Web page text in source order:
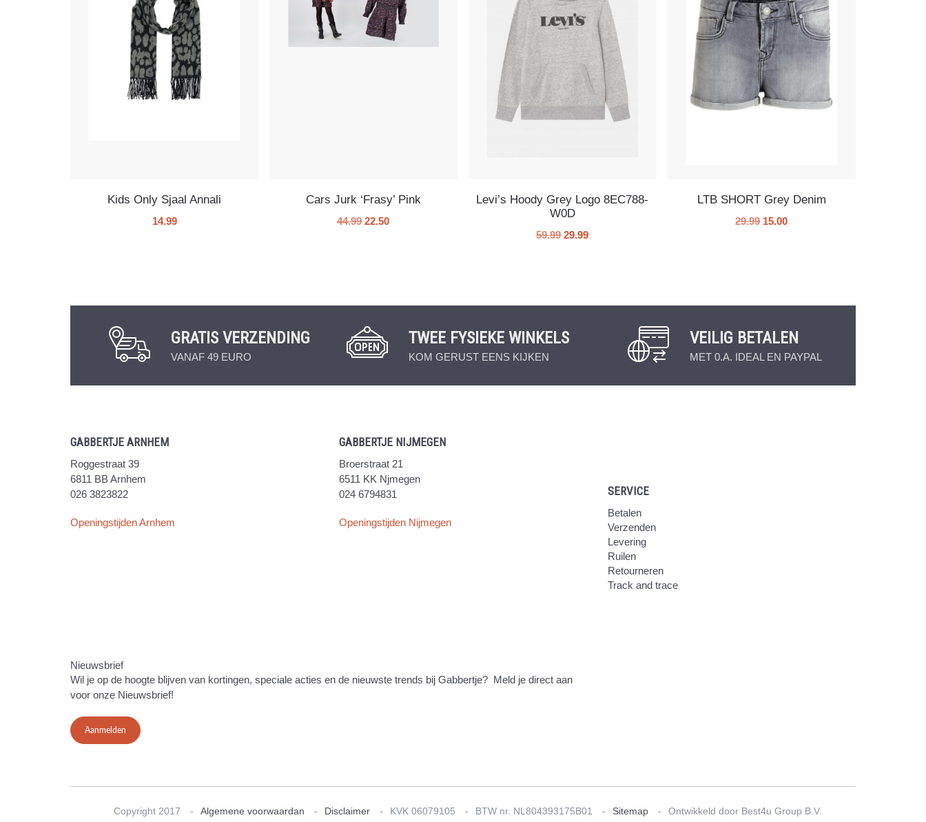
Kids Only Sjaal Annali
14.99
Cars Jurk ‘Frasy’ Pink
44.99 22.50
Levi’s Hoody Grey Logo 8EC788-
W0D
59.99 29.99
LTB SHORT Grey Denim
29.99 15.00
GRATIS VERZENDING
VANAF 49 EURO
TWEE FYSIEKE WINKELS
KOM GERUST EENS KIJKEN
VEILIG BETALEN
MET 0.A. IDEAL EN PAYPAL
GABBERTJE ARNHEM
Roggestraat 39
6811 BB Arnhem
026 3823822
Openingstijden Arnhem
GABBERTJE NIJMEGEN
Broerstraat 21
6511 KK Njmegen
024 6794831
Openingstijden Nijmegen
SERVICE
Betalen
Verzenden
Levering
Ruilen
Retourneren
Track and trace
Nieuwsbrief
Wil je op de hoogte blijven van kortingen, speciale acties en de nieuwste trends bij Gabbertje? Meld je direct aan
voor onze Nieuwsbrief!
Aanmelden
Copyright 2017 Algemene voorwaardan Disclaimer KVK 06079105 BTW nr. NL804393175B01 Sitemap Ontwikkeld door Best4u Group B.V.